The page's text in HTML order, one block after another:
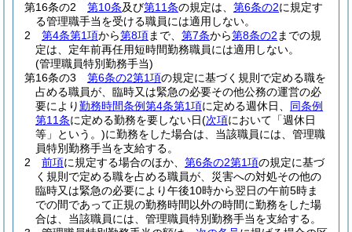
第16条の2
第10条及び第11条の規定は、 第6条の2に規定す
る管理職手当を受ける職員には適用しない。
2
第4条第1項から第8項まで、 第7条から第8条の2 までの規
定は、定年前再任用短時間勤務職員には適用しない。
(管理職員特別勤務手当)
第16条の3
第6条の2第1項の規定に基づく規則で定める職を
占める職員が、臨時又は緊急の必要その他公務の運営の必
要により勤務時間条例第4条第1項に定める週休日、 同条例
第11条に定める勤務を要しない日(次項において「週休日
等」という。)に勤務をした場合は、当該職員には、管理職
員特別勤務手当を支給する。
2
前項に規定する場合のほか、 第6条の2第1項の規定に基づ
く規則で定める職を占める職員が、災害への対処その他の
臨時又は緊急の必要により午後10時から翌日の午前5時ま
での間であって正規の勤務時間以外の時間に勤務をした場
合は、当該職員には、管理職員特別勤務手当を支給する。